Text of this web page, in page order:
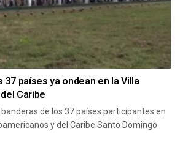
37 países ya ondean en la Villa
Caribe
banderas de los 37 países participantes en
y del Caribe Santo Domingo